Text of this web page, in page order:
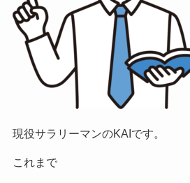
現役サラリーマンのKAIです。
これまで